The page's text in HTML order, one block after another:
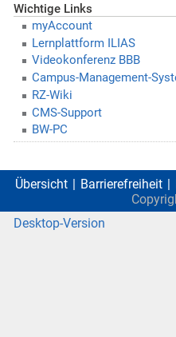
Wichtige Links
myAccount
Lernplattform ILIAS
Videokonferenz BBB
Campus-Management-
RZ-Wiki
CMS-Support
BW-PC
Übersicht Barrierefreiheit
Desktop-Version